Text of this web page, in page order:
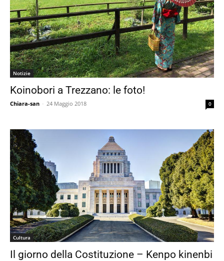
Notizie
Koinobori a Trezzano: le foto!
Chiara-san - 24 Maggio 2018 0
Cultura
Il giorno della Costituzione – Kenpo kinenbi